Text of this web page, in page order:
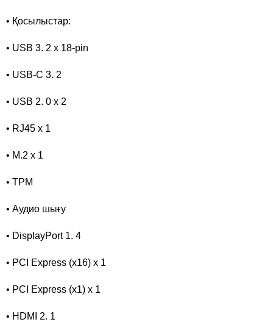
• Қосылыстар:
• USB 3. 2 x 18-pin
• USB-C 3. 2
• USB 2. 0 x 2
• RJ45 x 1
• M.2 x 1
• TPM
• Аудио шығу
• DisplayPort 1. 4
• PCI Express (x16) x 1
• PCI Express (x1) x 1
• HDMI 2. 1